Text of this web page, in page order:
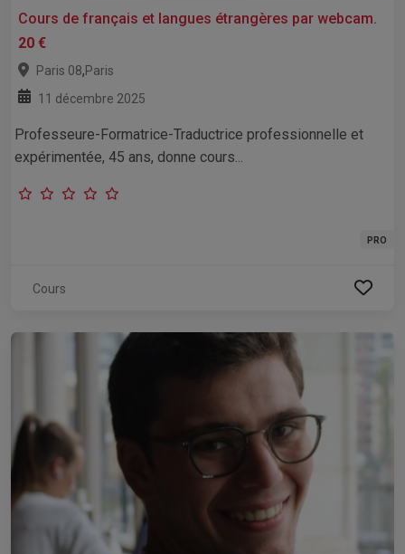
Cours de français et langues étrangères par webcam.
20 €
Paris 08,Paris
11 décembre 2025
Professeure-Formatrice-Traductrice professionnelle et
expérimentée, 45 ans, donne cours...
PRO
Cours